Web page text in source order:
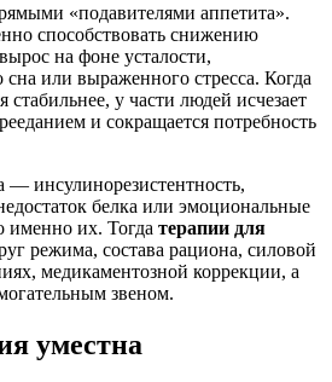
«подавителями аппетита».
способствовать снижению
на фоне усталости,
или выраженного стресса. Когда
стабильнее, у части людей исчезает
и сокращается потребность
инсулинорезистентность,
белка или эмоциональные
именно их. Тогда терапии для
режима, состава рациона, силовой
медикаментозной коррекции, а
звеном.
уместна